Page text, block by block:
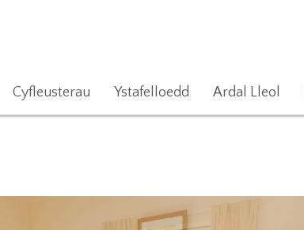
Cyfleusterau Ystafelloedd Ardal Lleol